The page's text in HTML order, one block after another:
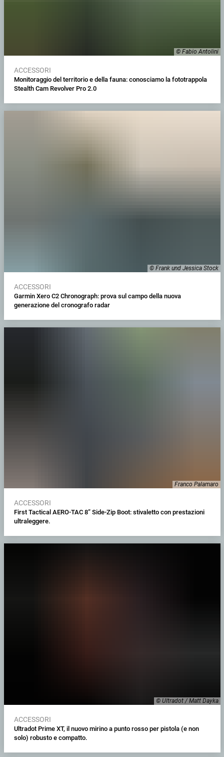
© Fabio Antolini
ACCESSORI
Monitoraggio del territorio e della fauna: conosciamo la fototrappola
Stealth Cam Revolver Pro 2.0
© Frank und Jessica Stock
ACCESSORI
Garmin Xero C2 Chronograph: prova sul campo della nuova
generazione del cronografo radar
Franco Palamaro
ACCESSORI
First Tactical AERO-TAC 8” Side-Zip Boot: stivaletto con prestazioni
ultraleggere.
© Ultradot / Matt Dayka
ACCESSORI
Ultradot Prime XT, il nuovo mirino a punto rosso per pistola (e non
solo) robusto e compatto.